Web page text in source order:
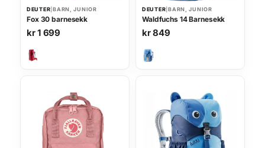
r
i
t
Fox 30 barnesekk
DEUTER |BARN, JUNIOR
kr1 699
Waldfuchs 14 Barnesekk
DEUTER |BARN, JUNIOR
kr849